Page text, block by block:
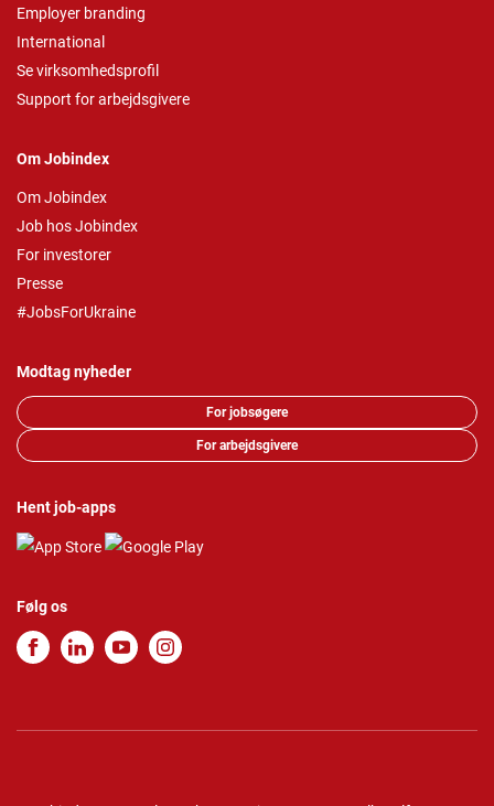
Employer branding
International
Se virksomhedsprofil
Support for arbejdsgivere
Om Jobindex
Om Jobindex
Job hos Jobindex
For investorer
Presse
#JobsForUkraine
Modtag nyheder
For jobsøgere
For arbejdsgivere
Hent job-apps
Følg os